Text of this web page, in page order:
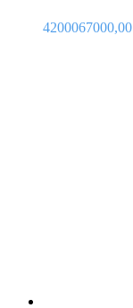
4200067000,00